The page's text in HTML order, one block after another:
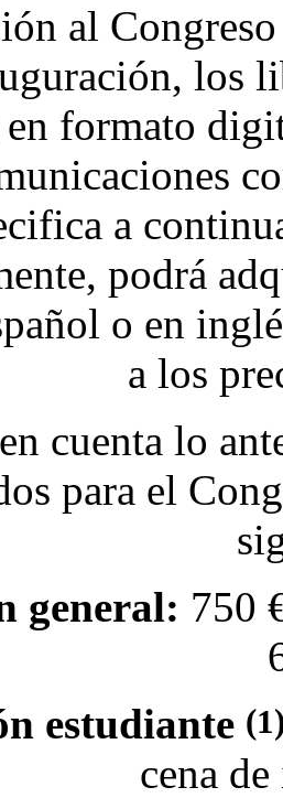
al
los
formato
a
podrá
o en
a los
cuenta lo
para el
general: 750
estudiante
cena